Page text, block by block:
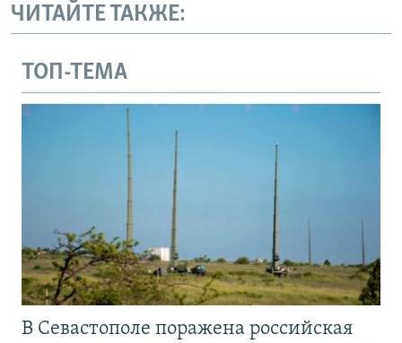
ЧИТАЙТЕ ТАКЖЕ:
ТОП-ТЕМА
В Севастополе поражена российская